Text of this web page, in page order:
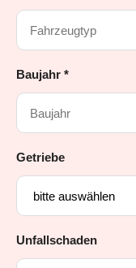
Baujahr *
Getriebe
Unfallschaden